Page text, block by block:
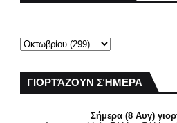
ΓΙΟΡΤΆΖΟΥΝ ΣΉΜΕΡΑ
Σήμερα (8 Αυγ)